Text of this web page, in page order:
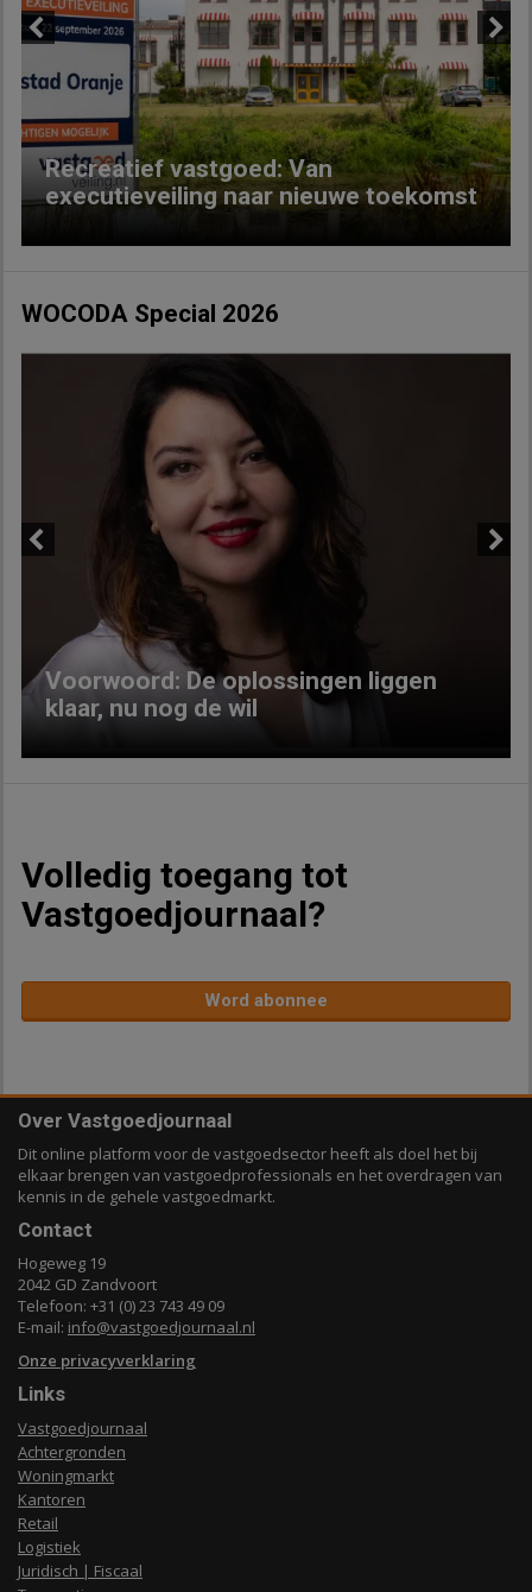
Recreatief vastgoed: Van
executieveiling naar nieuwe toekomst
Next
WOCODA Special 2026
Voorwoord: De oplossingen liggen
klaar, nu nog de wil
Volledig toegang tot
Vastgoedjournaal?
Word abonnee
Over Vastgoedjournaal
Dit online platform voor de vastgoedsector heeft als doel het bij
elkaar brengen van vastgoedprofessionals en het overdragen van
kennis in de gehele vastgoedmarkt.
Contact
Hogeweg 19
2042 GD Zandvoort
Telefoon: +31 (0) 23 743 49 09
E-mail: info@vastgoedjournaal.nl
Onze privacyverklaring
Links
Vastgoedjournaal
Achtergronden
Woningmarkt
Kantoren
Retail
Logistiek
Juridisch | Fiscaal